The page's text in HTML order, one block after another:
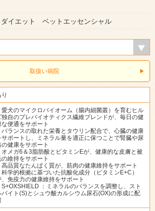
イエット ベットエッセンシャル
取扱い病院
愛犬のマイクロバイオーム（腸内細菌叢）を育むヒル
独自のプレバイオティクス繊維ブレンドが、毎日の健
な便通をサポート
バランスの取れた栄養とタウリン配合で、心臓の健康
サポートし、ミネラル量を適正に保つことで腎臓や尿
の健康をサポート
オメガ6＆3脂肪酸とビタミンEが、健康的な皮膚と被
の維持をサポート
高品質なたんぱく質が、筋肉の健康維持をサポート
科学的根拠に基づいた抗酸化成分（ビタミンE+C）
、免疫力の健康維持をサポート
S+OXSHIELD ：ミネラルのバランスを調整し、スト
バイト(S)とシュウ酸カルシウム尿石(OX)の形成に配